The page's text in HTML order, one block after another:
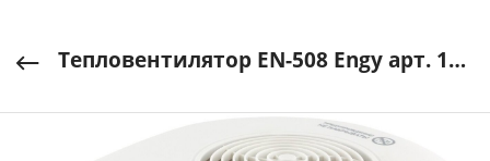
Тепловентилятор EN-508 Engy арт. 14983